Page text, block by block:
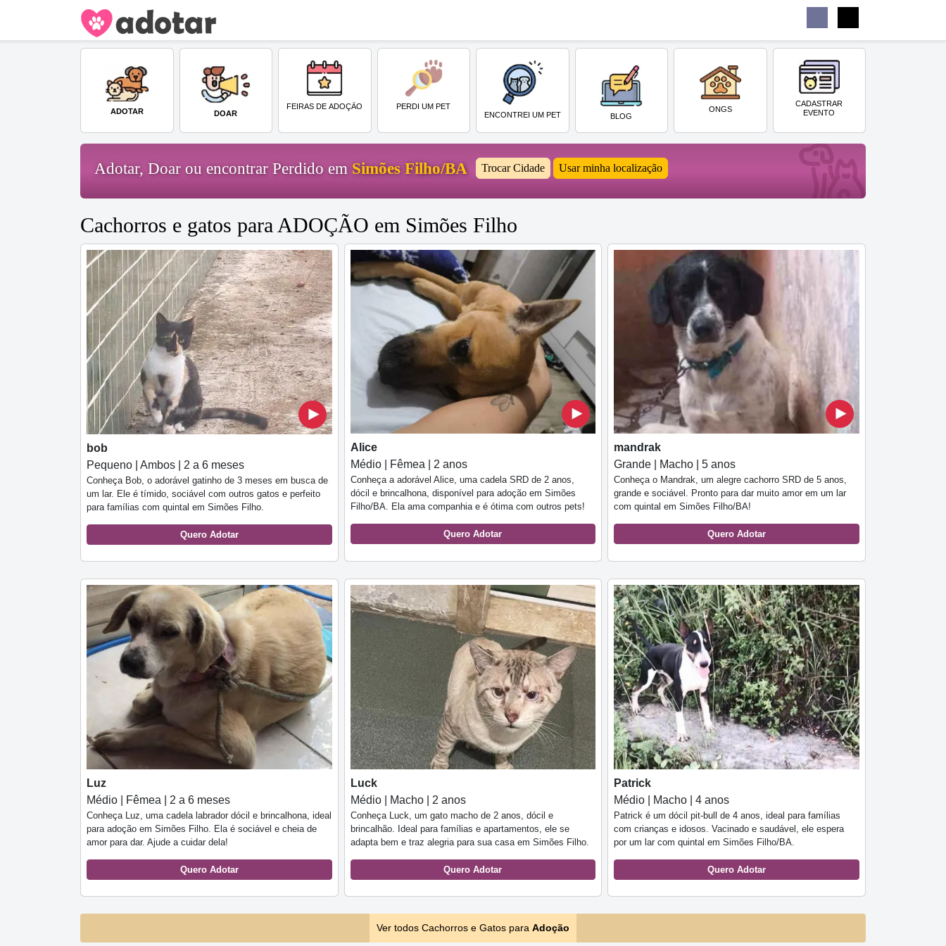
ADOTAR DOAR
FEIRAS DE ADOÇÃO
PERDI UM PET
ENCONTREI UM PET
BLOG
ONGS
CADASTRAR
EVENTO
Adotar, Doar ou encontrar Perdido em Simões Filho/BA Trocar Cidade Usar minha localização
Cachorros e gatos para ADOÇÃO em Simões Filho
bob
Pequeno | Ambos | 2 a 6 meses
Conheça Bob, o adorável gatinho de 3 meses em busca de
um lar. Ele é tímido, sociável com outros gatos e perfeito
para famílias com quintal em Simões Filho.
Quero Adotar
Alice
Médio | Fêmea | 2 anos
Conheça a adorável Alice, uma cadela SRD de 2 anos,
dócil e brincalhona, disponível para adoção em Simões
Filho/BA. Ela ama companhia e é ótima com outros pets!
Quero Adotar
mandrak
Grande | Macho | 5 anos
Conheça o Mandrak, um alegre cachorro SRD de 5 anos,
grande e sociável. Pronto para dar muito amor em um lar
com quintal em Simões Filho/BA!
Quero Adotar
Luz
Médio | Fêmea | 2 a 6 meses
Conheça Luz, uma cadela labrador dócil e brincalhona, ideal
para adoção em Simões Filho. Ela é sociável e cheia de
amor para dar. Ajude a cuidar dela!
Quero Adotar
Luck
Médio | Macho | 2 anos
Conheça Luck, um gato macho de 2 anos, dócil e
brincalhão. Ideal para famílias e apartamentos, ele se
adapta bem e traz alegria para sua casa em Simões Filho.
Quero Adotar
Patrick
Médio | Macho | 4 anos
Patrick é um dócil pit-bull de 4 anos, ideal para famílias
com crianças e idosos. Vacinado e saudável, ele espera
por um lar com quintal em Simões Filho/BA.
Quero Adotar
Ver todos Cachorros e Gatos para Adoção